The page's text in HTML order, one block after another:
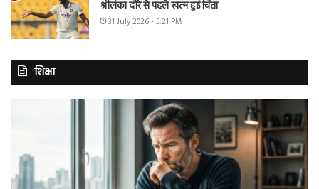
श्रीलंका दौरे से पहले खत्म हुई चिंता
31 July 2026 - 5:21 PM
शिक्षा